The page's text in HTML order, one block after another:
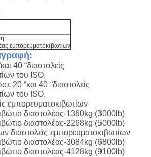
εμπορευματοκιβωτίων
40 “διαστολείς
του ISO.
20 “και 40 “διαστολείς
του ISO.
εμπορευματοκιβωτίων
διαστολέας-1360kg (3000lb)
διαστολέας-2268kg (5000lb)
διαστολείς εμπορευματοκιβωτίων
διαστολέας-3084kg (6800lb)
διαστολέας-4128kg (9100lb)